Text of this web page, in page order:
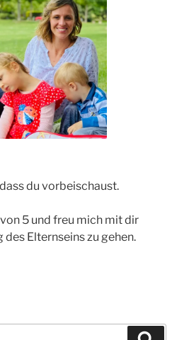
du vorbeischaust.
5 und freu mich mit dir
des Elternseins zu gehen.